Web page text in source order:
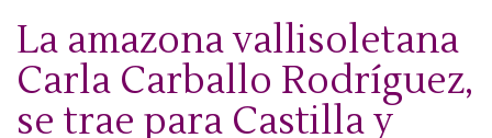
La amazona vallisoletana
Carla Carballo Rodríguez,
se trae para Castilla y